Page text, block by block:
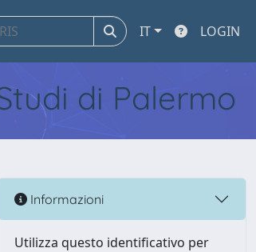
IT LOGIN
di Palermo
Informazioni
Utilizza questo identificativo per